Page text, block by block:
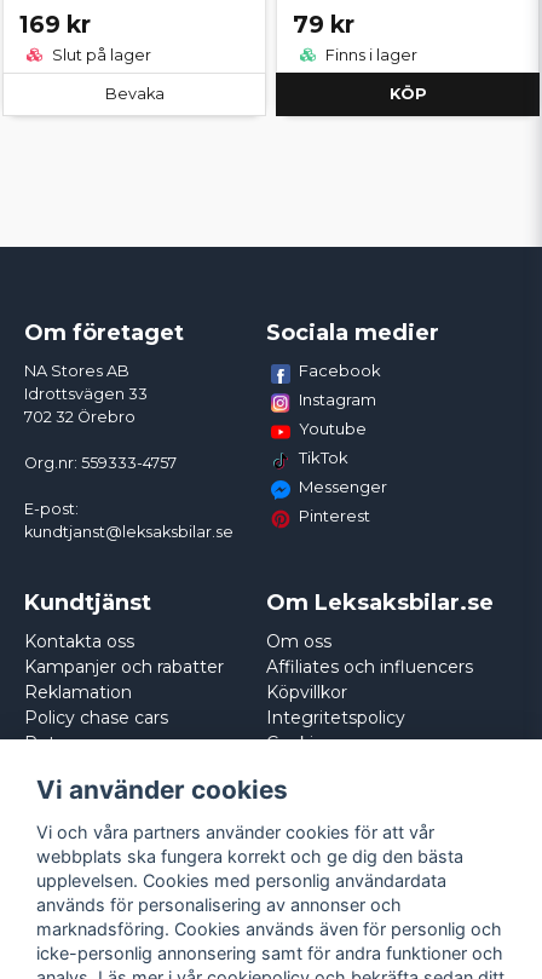
169 kr
Slut på lager
Bevaka
79 kr
Finns i lager
KÖP
Om företaget
NA Stores AB
Idrottsvägen 33
702 32 Örebro
Org.nr: 559333-4757
E-post:
kundtjanst@leksaksbilar.se
Sociala medier
Facebook
Instagram
Youtube
TikTok
Messenger
Pinterest
Kundtjänst
Kontakta oss
Kampanjer och rabatter
Reklamation
Policy chase cars
Returnera
Om Leksaksbilar.se
Om oss
Affiliates och influencers
Köpvillkor
Integritetspolicy
Cookies
Vi använder cookies
Vi och våra partners använder cookies för att vår
webbplats ska fungera korrekt och ge dig den bästa
upplevelsen. Cookies med personlig användardata
används för personalisering av annonser och
marknadsföring. Cookies används även för personlig och
icke-personlig annonsering samt för andra funktioner och